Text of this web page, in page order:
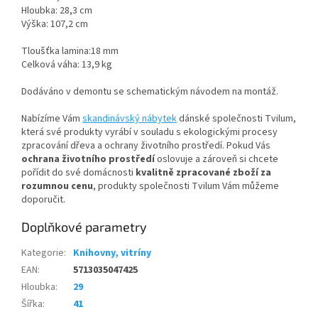
Hloubka: 28,3 cm
Výška: 107,2 cm
Tloušťka lamina:18 mm
Celková váha: 13,9 kg
Dodáváno v demontu se schematickým návodem na montáž.
Nabízíme Vám skandinávský nábytekdánské společnosti Tvilum,
která své produkty vyrábí v souladu s ekologickými procesy
zpracování dřeva a ochrany životního prostředí. Pokud Vás
ochrana životního prostředíoslovuje a zároveň si chcete
pořídit do své domácnosti kvalitně zpracované zboží za
rozumnou cenu, produkty společnosti Tvilum Vám můžeme
doporučit.
Doplňkové parametry
Kategorie: Knihovny, vitríny
EAN:
5713035047425
Hloubka:
29
Šířka:
41